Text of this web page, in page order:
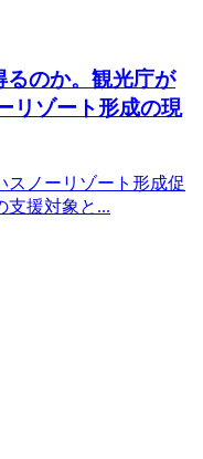
のか。観光庁が
リゾート形成の現
スノーリゾート形成促
支援対象と...